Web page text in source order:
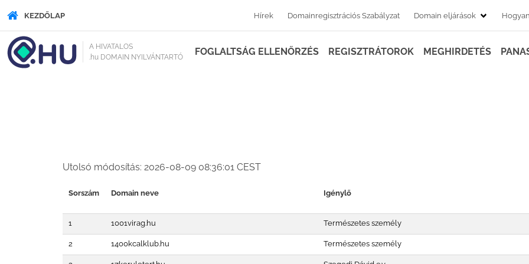
KEZDŐLAP Hírek Domainregisztrációs Szabályzat Domain eljárások
A HIVATALOS
.hu DOMAIN NYILVÁNTARTÓ
FOGLALTSÁG ELLENŐRZÉS REGISZTRÁTOROK MEGHIRDETÉS
Utolsó módosítás: 2026-08-09 08:36:01 CEST
Sorszám Domain neve Igénylő
1 1001virag.hu Természetes személy
2 1400kcalklub.hu Természetes személy